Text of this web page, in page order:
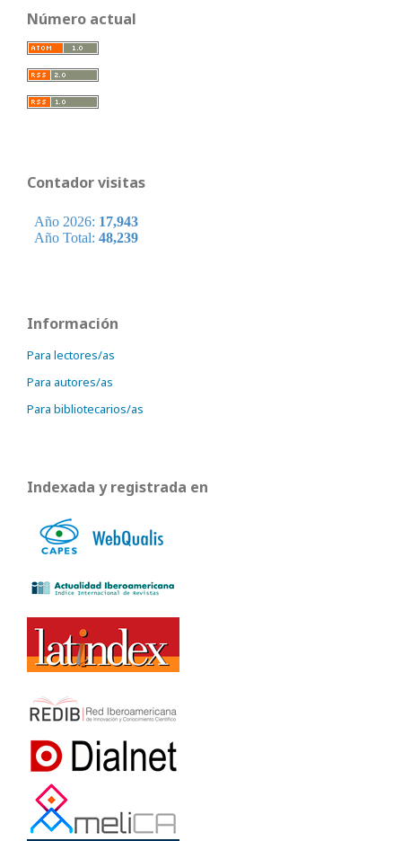
Número actual
Contador visitas
Información
Para lectores/as
Para autores/as
Para bibliotecarios/as
Indexada y registrada en